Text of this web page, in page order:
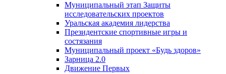
Муниципальный этап Защиты
исследовательских проектов
Уральская академия лидерства
Президентские спортивные игры и
состязания
Муниципальный проект «Будь здоров»
Зарница 2.0
Движение Первых